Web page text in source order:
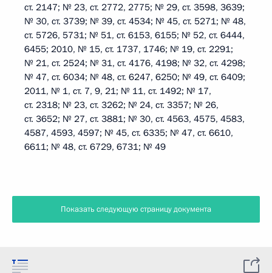
ст. 2147; № 23, ст. 2772, 2775; № 29, ст. 3598, 3639;
№ 30, ст. 3739; № 39, ст. 4534; № 45, ст. 5271; № 48,
ст. 5726, 5731; № 51, ст. 6153, 6155; № 52, ст. 6444,
6455; 2010, № 15, ст. 1737, 1746; № 19, ст. 2291;
№ 21, ст. 2524; № 31, ст. 4176, 4198; № 32, ст. 4298;
№ 47, ст. 6034; № 48, ст. 6247, 6250; № 49, ст. 6409;
2011, № 1, ст. 7, 9, 21; № 11, ст. 1492; № 17,
ст. 2318; № 23, ст. 3262; № 24, ст. 3357; № 26,
ст. 3652; № 27, ст. 3881; № 30, ст. 4563, 4575, 4583,
4587, 4593, 4597; № 45, ст. 6335; № 47, ст. 6610,
6611; № 48, ст. 6729, 6731; № 49
Показать следующую страницу документа